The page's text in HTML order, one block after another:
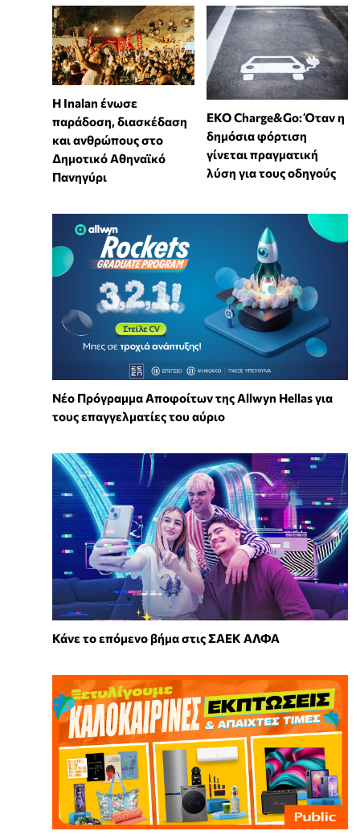
Η Inalan ένωσε
παράδοση, διασκέδαση
και ανθρώπους στο
Δημοτικό Αθηναϊκό
Πανηγύρι
EKO Charge&Go: Όταν η
δημόσια φόρτιση
γίνεται πραγματική
λύση για τους οδηγούς
Νέο Πρόγραμμα Αποφοίτων της Allwyn Hellas για
τους επαγγελματίες του αύριο
Κάνε το επόμενο βήμα στις ΣΑΕΚ ΑΛΦΑ